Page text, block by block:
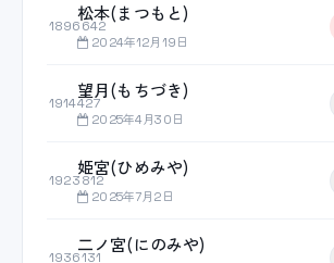
1896642
松本(まつもと)
2024年12月19日
1914427
望月(もちづき)
2025年4月30日
1923812
姫宮(ひめみや)
2025年7月2日
1936131
二ノ宮(にのみや)